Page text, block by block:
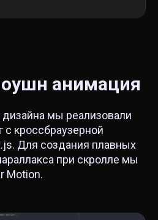
анимация
мы реализовали
кроссбраузерной
Для создания плавных
при скролле мы
Motion.